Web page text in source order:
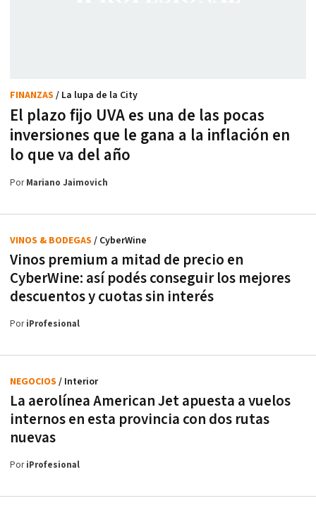
El plazo fijo UVA es una de las pocas
inversiones que le gana a la inflación en
lo que va del año
FINANZAS / La lupa de la City
PorMariano Jaimovich
Vinos premium a mitad de precio en
CyberWine: así podés conseguir los mejores
descuentos y cuotas sin interés
VINOS & BODEGAS / CyberWine
PoriProfesional
La aerolínea American Jet apuesta a vuelos
internos en esta provincia con dos rutas
nuevas
NEGOCIOS / Interior
PoriProfesional